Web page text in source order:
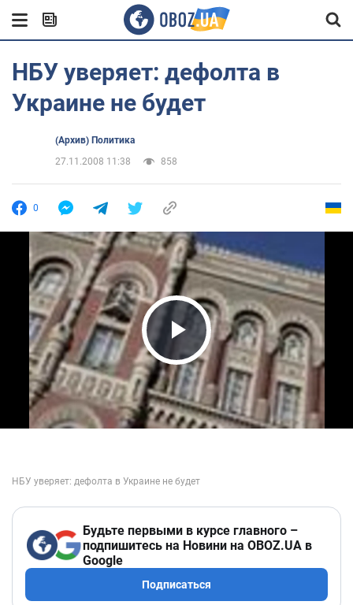
НБУ уверяет: дефолта в
Украине не будет
(Архив) Политика
27.11.2008 11:38
858
0
Play Video
Будьте первыми в курсе главного –
подпишитесь на Новини на OBOZ.UA в
Google
Подписаться